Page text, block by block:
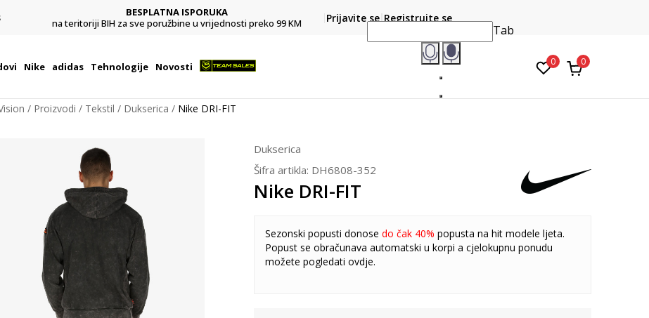
BESPLATNA ISPORUKA
na teritoriji BIH za sve poružbine u vrijednosti preko 99 KM
Platite karticom online i preuzmite u prodavnici po vašem
Prijavite se Registrujte se
Nike adidas Tehnologije Novosti
Tab
0 0
Proizvodi Tekstil Dukserica Nike DRI-FIT
Dukserica
Šifra artikla: DH6808-352
Nike DRI-FIT
Sezonski popusti donose do čak 40% popusta na hit modele ljeta.
Popust se obračunava automatski u korpi a cjelokupnu ponudu
možete pogledati ovdje.